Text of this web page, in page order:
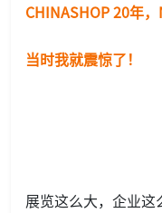
CHINASHOP 20年，
当时我就震惊了！
展览这么大，企业这